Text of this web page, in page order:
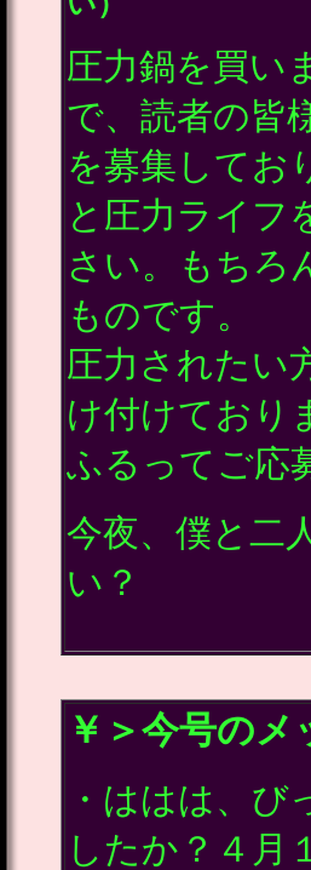
圧力鍋を買い
で、読者の皆
を募集してお
と圧力ライフ
さい。もちろ
ものです。
圧力されたい
け付けており
ふるってご応
今夜、僕と二
い？
￥＞今号のメ
・ははは、
したか？４月